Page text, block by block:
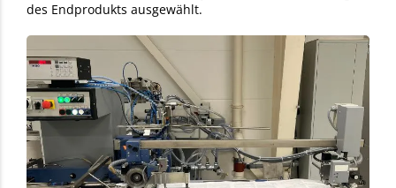
des Endprodukts ausgewählt.